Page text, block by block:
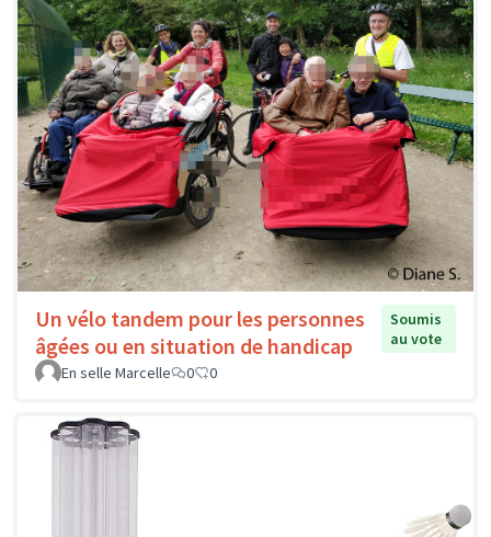
Un vélo tandem pour les personnes
âgées ou en situation de handicap
Soumis
au vote
En selle Marcelle
0 0